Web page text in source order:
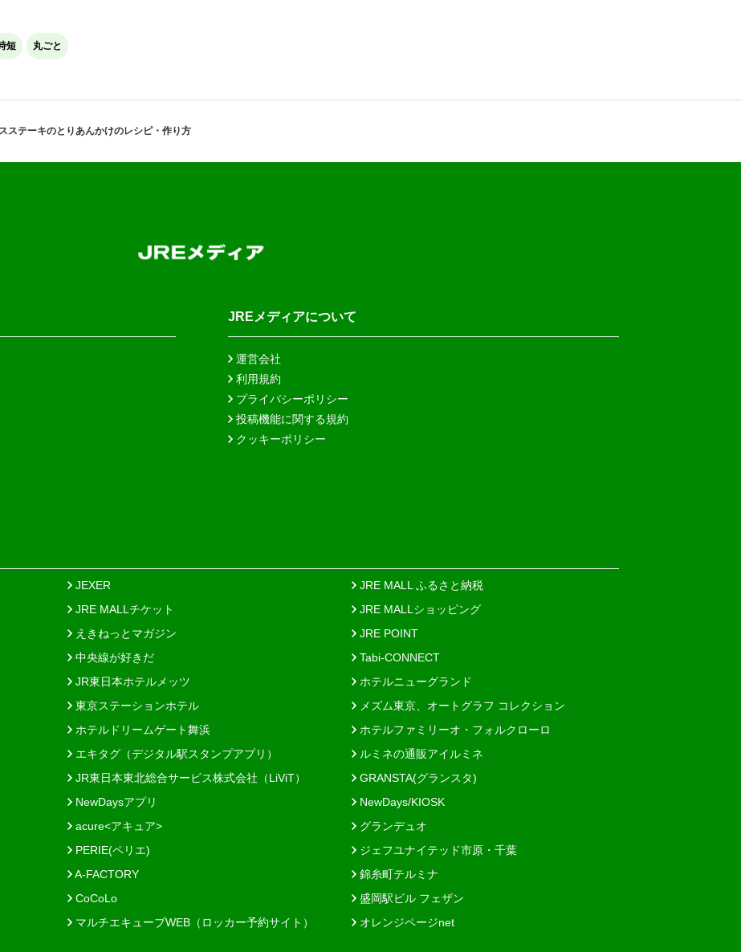
短 丸ごと
ステーキのとりあんかけのレシピ・作り方
JREメディアについて
運営会社
利用規約
プライバシーポリシー
投稿機能に関する規約
クッキーポリシー
JEXER
JRE MALL ふるさと納税
JRE MALLチケット
JRE MALLショッピング
えきねっとマガジン
JRE POINT
中央線が好きだ
Tabi-CONNECT
JR東日本ホテルメッツ
ホテルニューグランド
東京ステーションホテル
メズム東京、オートグラフ コレクション
ホテルドリームゲート舞浜
ホテルファミリーオ・フォルクローロ
エキタグ（デジタル駅スタンプアプリ）
ルミネの通販アイルミネ
JR東日本東北総合サービス株式会社（LiViT）
GRANSTA(グランスタ)
NewDaysアプリ
NewDays/KIOSK
acure<アキュア>
グランデュオ
PERIE(ペリエ)
ジェフユナイテッド市原・千葉
A-FACTORY
錦糸町テルミナ
CoCoLo
盛岡駅ビル フェザン
マルチエキューブWEB（ロッカー予約サイト）
オレンジページnet